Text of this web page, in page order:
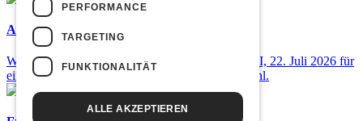
Airbourne - Special Summer Show
Wow, das ist ein Ding! Airbourne kommen am MI, 22. Juli 2026 für
eine exklusive Special Summer Show ins Kofmehl.
PERFORMANCE
TARGETING
FUNKTIONALITÄT
ALLE AKZEPTIEREN